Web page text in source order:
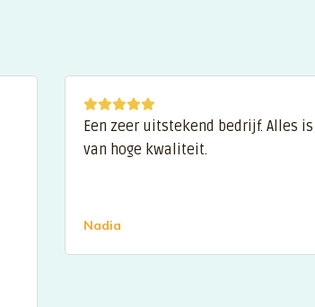
Een zeer uitstekend bedrijf. Alles
van hoge kwaliteit.
Nadia